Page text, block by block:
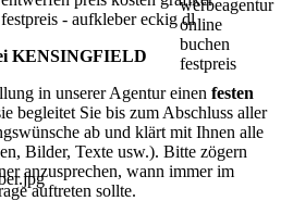
KENSINGFIELD
in unserer Agentur einen festen
begleitet Sie bis zum Abschluss aller
ab und klärt mit Ihnen alle
Bilder, Texte usw.). Bitte zögern
anzusprechen, wann immer im
auftreten sollte.